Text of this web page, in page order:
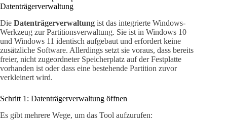
Datenträgerverwaltung
Die Datenträgerverwaltung ist das integrierte Windows-
Werkzeug zur Partitionsverwaltung. Sie ist in Windows 10
und Windows 11 identisch aufgebaut und erfordert keine
zusätzliche Software. Allerdings setzt sie voraus, dass bereits
freier, nicht zugeordneter Speicherplatz auf der Festplatte
vorhanden ist oder dass eine bestehende Partition zuvor
verkleinert wird.
Schritt 1: Datenträgerverwaltung öffnen
Es gibt mehrere Wege, um das Tool aufzurufen: